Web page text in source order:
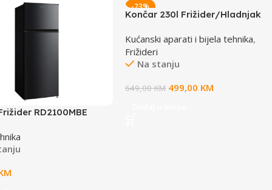
RD2100MBE
(Š)55cm (D)55cm
-23%
Končar 230l Frižider/Hladnjak
Kućanski aparati i bijela tehnika,
Frižideri
Na stanju
649,00KM 499,00 KM